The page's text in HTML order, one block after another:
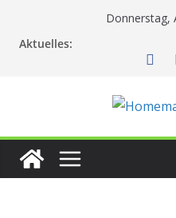
Donnerstag,
Aktuelles: